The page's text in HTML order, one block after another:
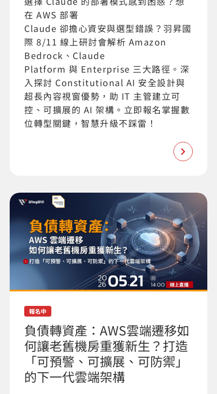
在 AWS 部署
Claude 卻擔心資安與選型錯誤？羽昇國
際 8/11 線上研討會解析 Amazon
Bedrock、Claude
Platform 與 Enterprise 三大路徑。深
入探討 Constitutional AI 安全設計與
超長內容視窗優勢，助 IT 主管建立可
控、可擴展的 AI 架構。立即報名掌握數
位轉型關鍵，智慧升級不踩雷！
報名中
負債轉資產：AWS雲端遷移如
何讓老舊機房重獲新生？打造
「可預警、可擴展、可防禦」
的下一代雲端架構